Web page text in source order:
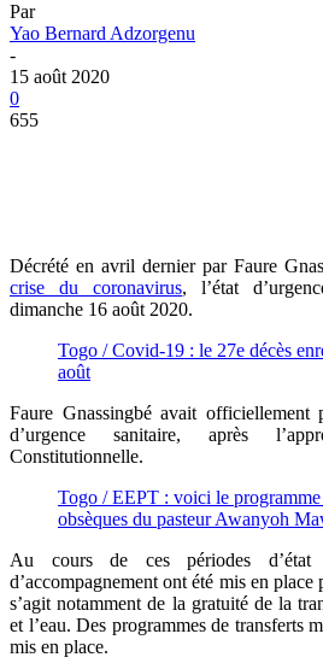
Par
Yao Bernard Adzorgenu
-
15 août 2020
0
655
Décrété en avril dernier par Faure
crise du coronavirus, l’état
dimanche 16 août 2020.
Togo / Covid-19 : le 27e décès
août
Faure Gnassingbé avait officiellement
d’urgence sanitaire, après
Constitutionnelle.
Togo / EEPT : voici le
obsèques du pasteur Awanyoh
Au cours de ces périodes d’état
d’accompagnement ont été mis en
s’agit notamment de la gratuité de la
et l’eau. Des programmes de transferts
mis en place.